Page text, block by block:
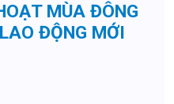
MÙA ĐÔNG
ĐỘNG MỚI